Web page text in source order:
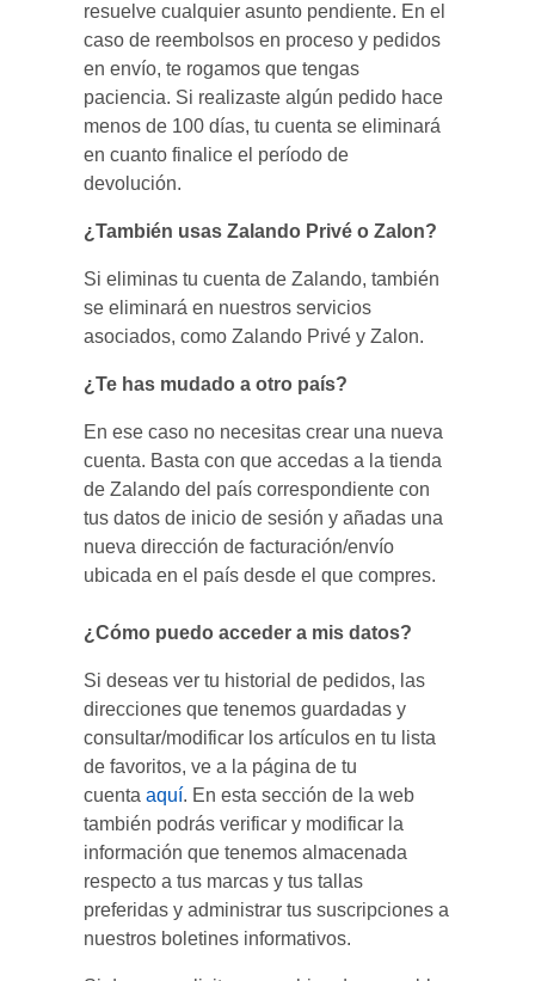
resuelve cualquier asunto pendiente. En el
caso de reembolsos en proceso y pedidos
en envío, te rogamos que tengas
paciencia. Si realizaste algún pedido hace
menos de 100 días, tu cuenta se eliminará
en cuanto finalice el período de
devolución.
¿También usas Zalando Privé o Zalon?
Si eliminas tu cuenta de Zalando, también
se eliminará en nuestros servicios
asociados, como Zalando Privé y Zalon.
¿Te has mudado a otro país?
En ese caso no necesitas crear una nueva
cuenta. Basta con que accedas a la tienda
de Zalando del país correspondiente con
tus datos de inicio de sesión y añadas una
nueva dirección de facturación/envío
ubicada en el país desde el que compres.
¿Cómo puedo acceder a mis datos?
Si deseas ver tu historial de pedidos, las
direcciones que tenemos guardadas y
consultar/modificar los artículos en tu lista
de favoritos, ve a la página de tu
cuenta aquí. En esta sección de la web
también podrás verificar y modificar la
información que tenemos almacenada
respecto a tus marcas y tus tallas
preferidas y administrar tus suscripciones a
nuestros boletines informativos.